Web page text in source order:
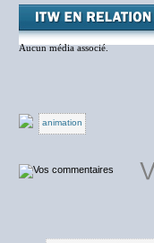
Aucun média associé.
animation